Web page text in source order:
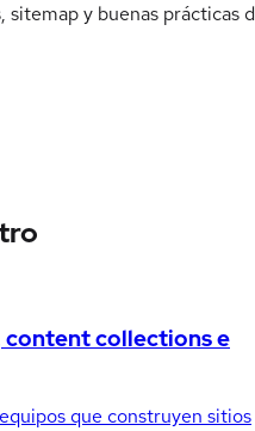
sitemap y buenas prácticas
content collections e
que construyen sitios